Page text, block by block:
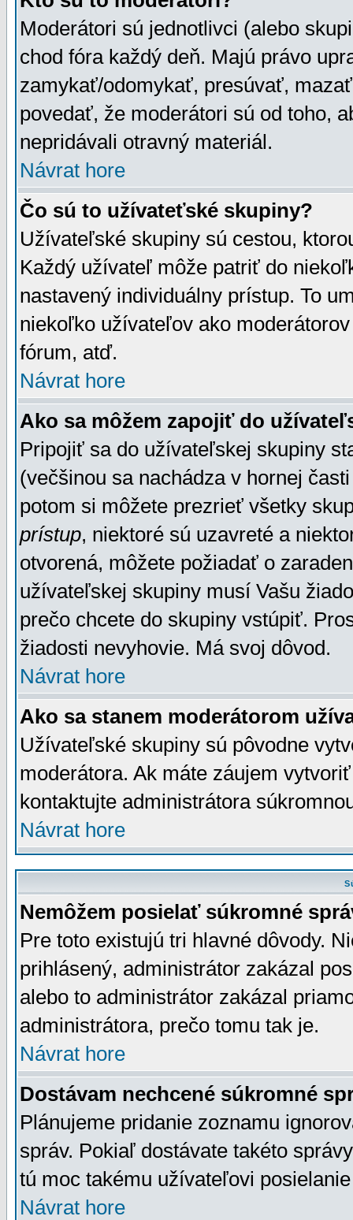
Moderátori sú jednotlivci (alebo
chod fóra každý deň. Majú právo
zamykať/odomykať, presúvať,
povedať, že moderátori sú od toho,
nepridávali otravný materiál.
Návrat hore
Čo sú to užívateťské skupiny?
Užívateľské skupiny sú cestou,
Každý užívateľ môže patriť do
nastavený individuálny prístup. To
niekoľko užívateľov ako
fórum, atď.
Návrat hore
Ako sa môžem zapojiť do
Pripojiť sa do užívateľskej skupiny
(večšinou sa nachádza v hornej
potom si môžete prezrieť všetky
prístup, niektoré sú uzavreté a
otvorená, môžete požiadať o
užívateľskej skupiny musí Vašu
prečo chcete do skupiny vstúpiť.
žiadosti nevyhovie. Má svoj dôvod.
Návrat hore
Ako sa stanem moderátorom
Užívateľské skupiny sú pôvodne
moderátora. Ak máte záujem
kontaktujte administrátora
Návrat hore
Nemôžem posielať súkromné
Pre toto existujú tri hlavné dôvody.
prihlásený, administrátor zakázal
alebo to administrátor zakázal
administrátora, prečo tomu tak je.
Návrat hore
Dostávam nechcené súkromné
Plánujeme pridanie zoznamu
správ. Pokiaľ dostávate takéto
tú moc takému užívateľovi
Návrat hore